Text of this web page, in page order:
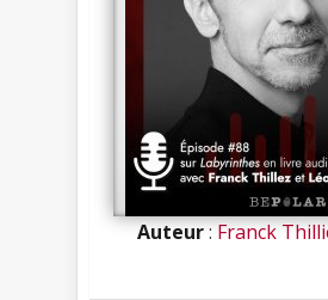
Auteur:Franck